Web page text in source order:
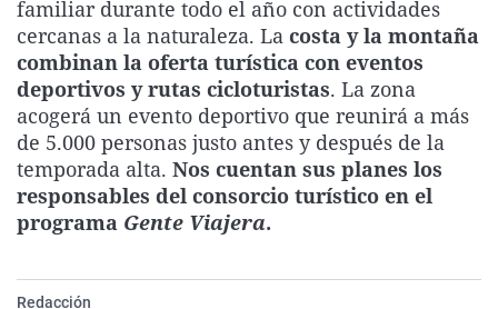
La rosa de los vientos
Gente viajera
Como el perro y el
Caso
Retornados
Equipo de
Operación Viuda
Extremadura
Galicia
La Rioja
Navarra
País Vasco
Virales
Televisión
Elecciones
familiar durante todo el año con actividades
cercanas a la naturaleza. La costa y la montaña
combinan la oferta turística con eventos
deportivos y rutas cicloturistas. La zona
acogerá un evento deportivo que reunirá a más
de 5.000 personas justo antes y después de la
temporada alta. Nos cuentan sus planes los
responsables del consorcio turístico en el
programa Gente Viajera.
Redacción